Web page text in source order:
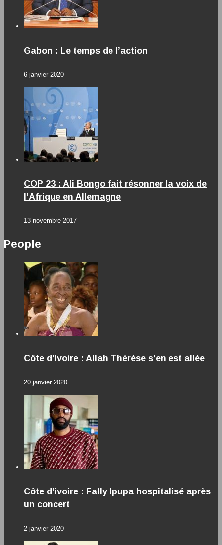
Gabon : Le temps de l’action
6 janvier 2020
COP 23 : Ali Bongo fait résonner la voix de
l’Afrique en Allemagne
13 novembre 2017
People
Côte d’Ivoire : Allah Thérèse s’en est allée
20 janvier 2020
Côte d’ivoire : Fally Ipupa hospitalisé après
un concert
2 janvier 2020